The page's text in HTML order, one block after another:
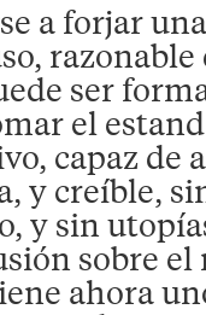
a forjar
razonable
ser
el
capaz de
y creíble,
y sin
sobre
ahora